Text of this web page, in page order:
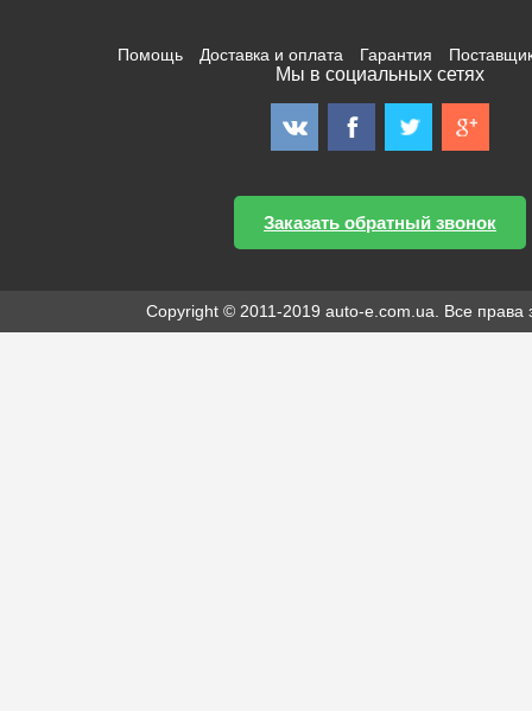
Помощь Доставка и оплата Гарантия
Мы в социальных сетях
Заказать обратный звонок
Copyright © 2011-2019 auto-e.com.ua. Все